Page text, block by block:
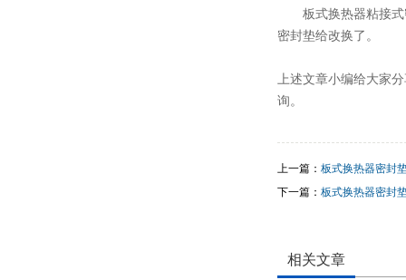
板式换热器粘接
密封垫给改换了。
上述文章小编给大家
询。
上一篇： 板式换热器密封
下一篇： 板式换热器密封
相关文章